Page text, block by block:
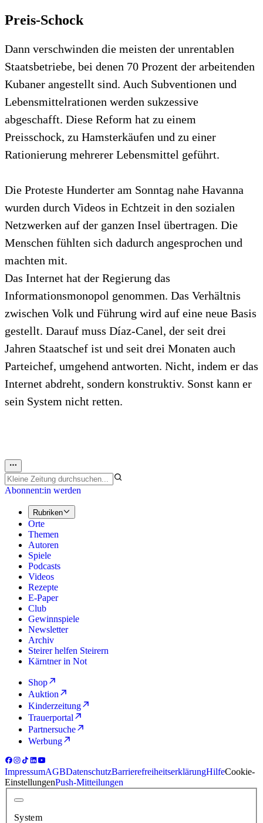
Preis-Schock
Dann verschwinden die meisten der unrentablen
Staatsbetriebe, bei denen 70 Prozent der arbeitenden
Kubaner angestellt sind. Auch Subventionen und
Lebensmittelrationen werden sukzessive
abgeschafft. Diese Reform hat zu einem
Preisschock, zu Hamsterkäufen und zu einer
Rationierung mehrerer Lebensmittel geführt.
Die Proteste Hunderter am Sonntag nahe Havanna
wurden durch Videos in Echtzeit in den sozialen
Netzwerken auf der ganzen Insel übertragen. Die
Menschen fühlten sich dadurch angesprochen und
machten mit.
Das Internet hat der Regierung das
Informationsmonopol genommen. Das Verhältnis
zwischen Volk und Führung wird auf eine neue Basis
gestellt. Darauf muss Díaz-Canel, der seit drei
Jahren Staatschef ist und seit drei Monaten auch
Parteichef, umgehend antworten. Nicht, indem er das
Internet abdreht, sondern konstruktiv. Sonst kann er
sein System nicht retten.
Abonnent:in werden
Rubriken
Orte
Themen
Autoren
Spiele
Podcasts
Videos
Rezepte
E-Paper
Club
Gewinnspiele
Newsletter
Archiv
Steirer helfen Steirern
Kärntner in Not
Shop
Auktion
Kinderzeitung
Trauerportal
Partnersuche
Werbung
ImpressumAGBDatenschutzBarrierefreiheitserklärungHilfeCookie-
EinstellungenPush-Mitteilungen
System